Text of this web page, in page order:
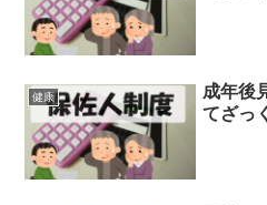
健康
成年後
てざっ